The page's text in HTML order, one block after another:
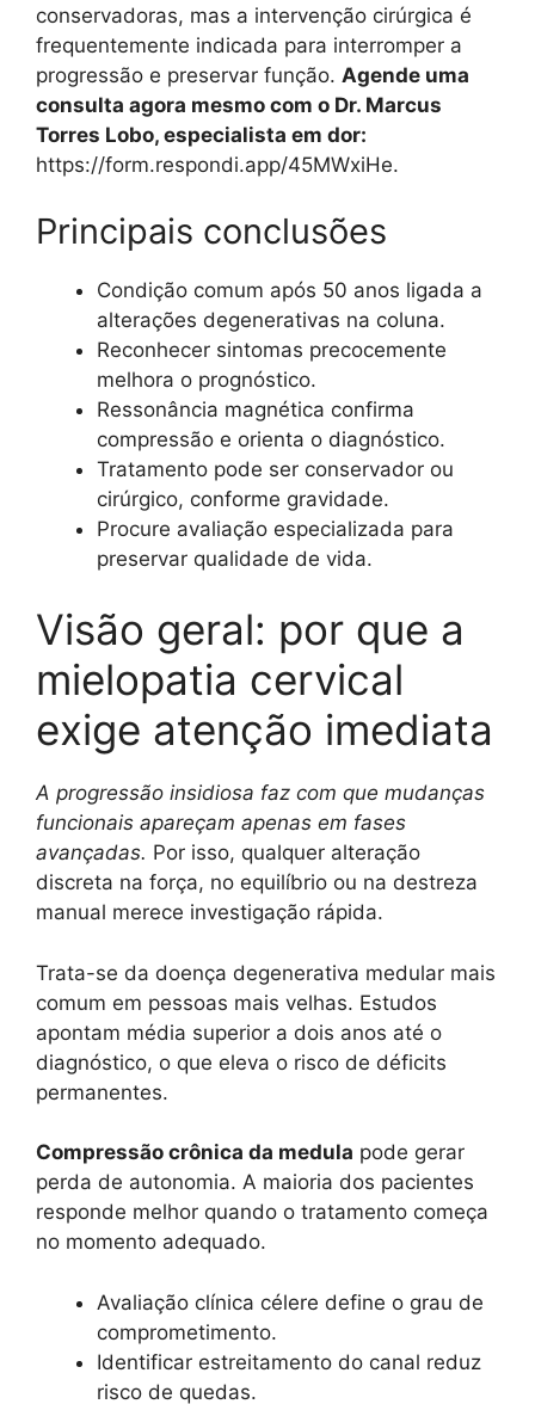
conservadoras, mas a intervenção cirúrgica é
frequentemente indicada para interromper a
progressão e preservar função. Agende uma
consulta agora mesmo com o Dr. Marcus
Torres Lobo, especialista em dor:
https://form.respondi.app/45MWxiHe.
Principais conclusões
Condição comum após 50 anos ligada a
alterações degenerativas na coluna.
Reconhecer sintomas precocemente
melhora o prognóstico.
Ressonância magnética confirma
compressão e orienta o diagnóstico.
Tratamento pode ser conservador ou
cirúrgico, conforme gravidade.
Procure avaliação especializada para
preservar qualidade de vida.
Visão geral: por que a
mielopatia cervical
exige atenção imediata
A progressão insidiosa faz com que mudanças
funcionais apareçam apenas em fases
avançadas. Por isso, qualquer alteração
discreta na força, no equilíbrio ou na destreza
manual merece investigação rápida.
Trata-se da doença degenerativa medular mais
comum em pessoas mais velhas. Estudos
apontam média superior a dois anos até o
diagnóstico, o que eleva o risco de déficits
permanentes.
Compressão crônica da medula pode gerar
perda de autonomia. A maioria dos pacientes
responde melhor quando o tratamento começa
no momento adequado.
Avaliação clínica célere define o grau de
comprometimento.
Identificar estreitamento do canal reduz
risco de quedas.